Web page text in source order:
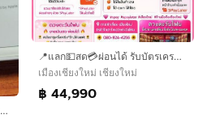
IPhone​ 11 64GB​ เครื่องไทย​ สภาพสวยไร้​รอย​ การใช้งานปกติ​ทุกอย่าง
📍แลก💵สด💳ผ่อนได้ รับบัตรเครดิต รับสแกน Spay later💳iPhone 17 promax สีส้ม👉🏻256gb🍒แบต 100% รอบชาร์จ 94🍒เครื่องสวยสภาพดี🍒ประกัน Care+ 13/11/70🍒ใช้งานดีปกติ🍒มีเครื่อ
เมืองเชียงใหม่ เชียงใหม่
฿ 44,990